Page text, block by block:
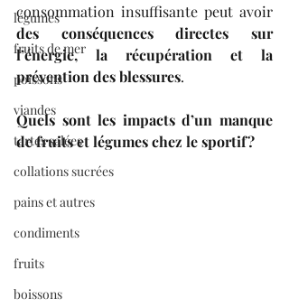
légumes
fruits de mer
poissons
viandes
tartes salées
collations sucrées
pains et autres
condiments
fruits
boissons
des conséquences directes sur
l’énergie, la récupération et la
prévention des blessures.
Quels sont les impacts d’un manque
de fruits et légumes chez le sportif?